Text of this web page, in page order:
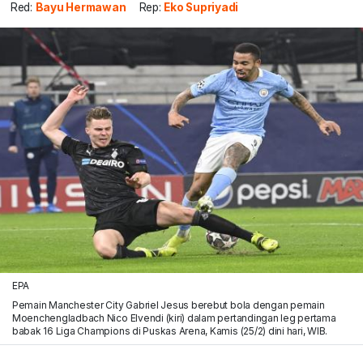
Red: Bayu Hermawan Rep: Eko Supriyadi
EPA
Pemain Manchester City Gabriel Jesus berebut bola dengan pemain
Moenchengladbach Nico Elvendi (kiri) dalam pertandingan leg pertama
babak 16 Liga Champions di Puskas Arena, Kamis (25/2) dini hari, WIB.